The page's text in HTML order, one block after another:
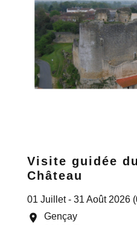
Visite guidée
Château
01 Juillet - 31 Août 2026
location_on
Gençay